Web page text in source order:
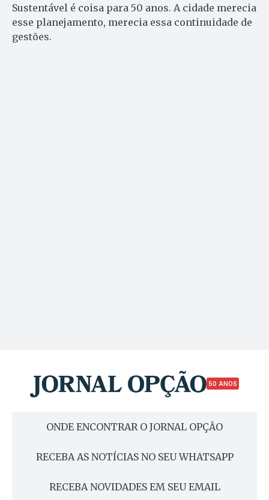
Sustentável é coisa para 50 anos. A cidade merecia
esse planejamento, merecia essa continuidade de
gestões.
50 ANOS
ONDE ENCONTRAR O JORNAL OPÇÃO
RECEBA AS NOTÍCIAS NO SEU WHATSAPP
RECEBA NOVIDADES EM SEU EMAIL